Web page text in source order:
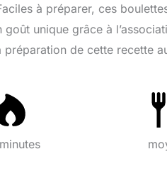
à préparer, ces
unique grâce à
de cette recette